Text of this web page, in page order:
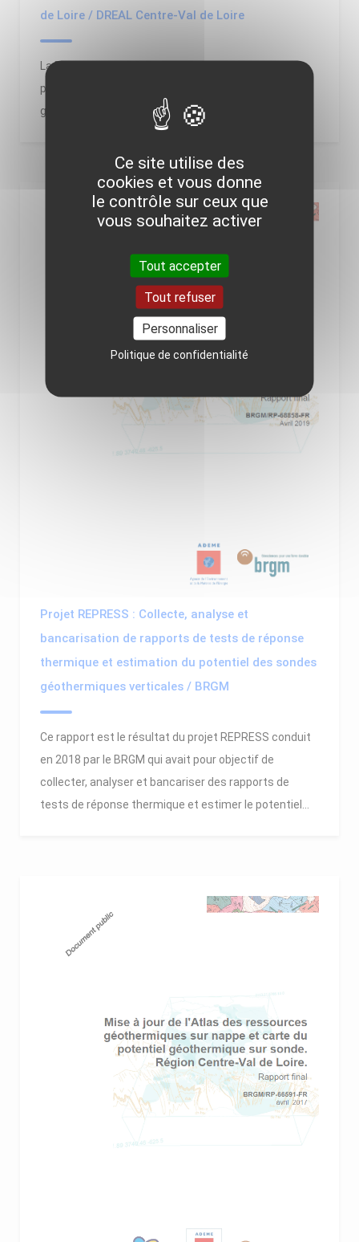
de Loire / DREAL Centre-Val de Loire
La DREAL Centre-Val de Loire a publié en 2019 une
plaquette récapitulative sur la réglementation de la
géothermie de minime importance en région.
Projet REPRESS : Collecte, analyse et
bancarisation de rapports de tests de réponse
thermique et estimation du potentiel des sondes
géothermiques verticales / BRGM
Ce rapport est le résultat du projet REPRESS conduit
en 2018 par le BRGM qui avait pour objectif de
collecter, analyser et bancariser des rapports de
tests de réponse thermique et estimer le potentiel...
Ce site utilise des
cookies et vous donne
le contrôle sur ceux que
vous souhaitez activer
Tout accepter
Tout refuser
Personnaliser
Politique de confidentialité